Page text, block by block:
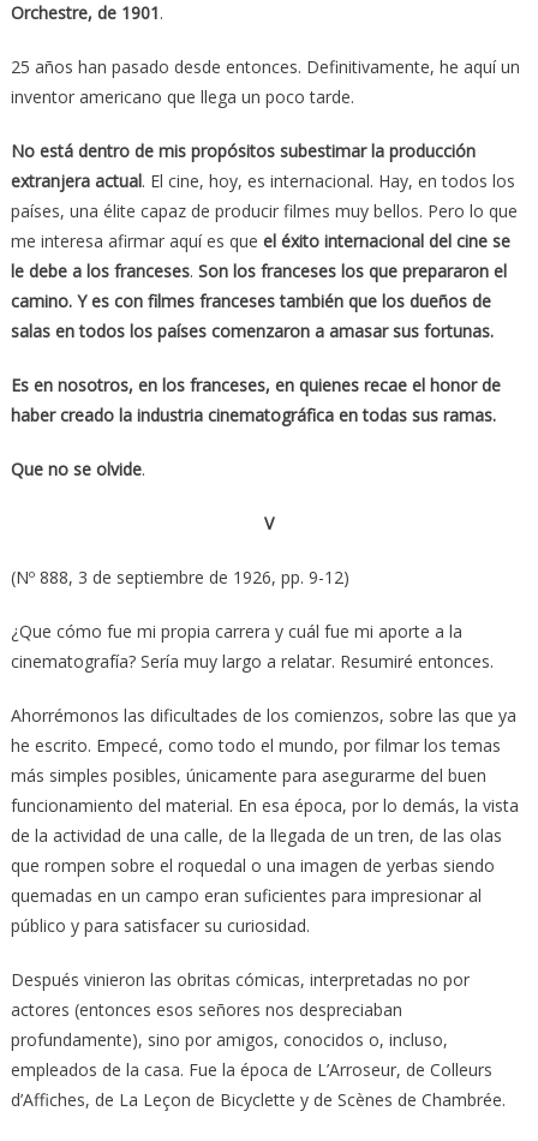
Orchestre, de 1901.
25 años han pasado desde entonces. Definitivamente, he aquí un
inventor americano que llega un poco tarde.
No está dentro de mis propósitos subestimar la producción
extranjera actual. El cine, hoy, es internacional. Hay, en todos los
países, una élite capaz de producir filmes muy bellos. Pero lo que
me interesa afirmar aquí es que el éxito internacional del cine se
le debe a los franceses. Son los franceses los que prepararon el
camino. Y es con filmes franceses también que los dueños de
salas en todos los países comenzaron a amasar sus fortunas.
Es en nosotros, en los franceses, en quienes recae el honor de
haber creado la industria cinematográfica en todas sus ramas.
Que no se olvide.
V
(Nº 888, 3 de septiembre de 1926, pp. 9-12)
¿Que cómo fue mi propia carrera y cuál fue mi aporte a la
cinematografía? Sería muy largo a relatar. Resumiré entonces.
Ahorrémonos las dificultades de los comienzos, sobre las que ya
he escrito. Empecé, como todo el mundo, por filmar los temas
más simples posibles, únicamente para asegurarme del buen
funcionamiento del material. En esa época, por lo demás, la vista
de la actividad de una calle, de la llegada de un tren, de las olas
que rompen sobre el roquedal o una imagen de yerbas siendo
quemadas en un campo eran suficientes para impresionar al
público y para satisfacer su curiosidad.
Después vinieron las obritas cómicas, interpretadas no por
actores (entonces esos señores nos despreciaban
profundamente), sino por amigos, conocidos o, incluso,
empleados de la casa. Fue la época de L’Arroseur, de Colleurs
d’Affiches, de La Leçon de Bicyclette y de Scènes de Chambrée.